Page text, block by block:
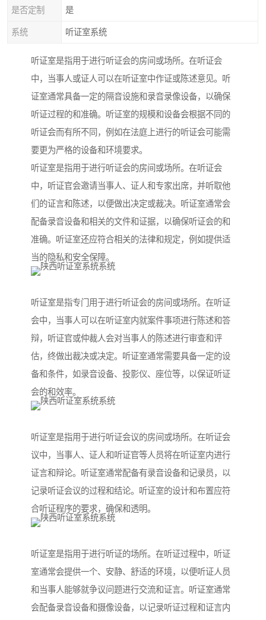
是否定制 是
系统 听证室系统
听证室是指用于进行听证会的房间或场所。在听证会
中，当事人或证人可以在听证室中作证或陈述意见。听
证室通常具备一定的隔音设施和录音录像设备，以确保
听证过程的和准确。听证室的规模和设备会根据不同的
听证会而有所不同，例如在法庭上进行的听证会可能需
要更为严格的设备和环境要求。
听证室是指用于进行听证会的房间或场所。在听证会
中，听证官会邀请当事人、证人和专家出席，并听取他
们的证言和陈述，以便做出决定或裁决。听证室通常会
配备录音设备和相关的文件和证据，以确保听证会的和
准确。听证室还应符合相关的法律和规定，例如提供适
当的隐私和安全保障。
听证室是指专门用于进行听证会的房间或场所。在听证
会中，当事人可以在听证室内就案件事项进行陈述和答
辩，听证官或仲裁人会对当事人的陈述进行审查和评
估，终做出裁决或决定。听证室通常需要具备一定的设
备和条件，如录音设备、投影仪、座位等，以保证听证
会的和效率。
听证室是指用于进行听证会议的房间或场所。在听证会
议中，当事人、证人和听证官等人员将在听证室内进行
证言和辩论。听证室通常配备有录音设备和记录员，以
记录听证会议的过程和结论。听证室的设计和布置应符
合听证程序的要求，确保和透明。
听证室是指用于进行听证的场所。在听证过程中，听证
室通常会提供一个、安静、舒适的环境，以便听证人员
和当事人能够就争议问题进行交流和证言。听证室通常
会配备录音设备和摄像设备，以记录听证过程和证言内